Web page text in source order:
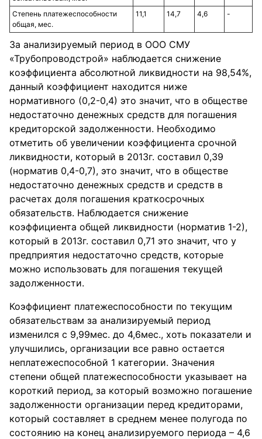
Степень платежеспособности
общая, мес.
11,1 14,7 4,6 -
За анализируемый период в ООО СМУ
«Трубопроводстрой» наблюдается снижение
коэффициента абсолютной ликвидности на 98,54%,
данный коэффициент находится ниже
нормативного (0,2-0,4) это значит, что в обществе
недостаточно денежных средств для погашения
кредиторской задолженности. Необходимо
отметить об увеличении коэффициента срочной
ликвидности, который в 2013г. составил 0,39
(норматив 0,4-0,7), это значит, что в обществе
недостаточно денежных средств и средств в
расчетах доля погашения краткосрочных
обязательств. Наблюдается снижение
коэффициента общей ликвидности (норматив 1-2),
который в 2013г. составил 0,71 это значит, что у
предприятия недостаточно средств, которые
можно использовать для погашения текущей
задолженности.
Коэффициент платежеспособности по текущим
обязательствам за анализируемый период
изменился с 9,99мес. до 4,6мес., хоть показатели и
улучшились, организации все равно остается
неплатежеспособной 1 категории. Значения
степени общей платежеспособности указывает на
короткий период, за который возможно погашение
задолженности организации перед кредиторами,
который составляет в среднем менее полугода по
состоянию на конец анализируемого периода – 4,6